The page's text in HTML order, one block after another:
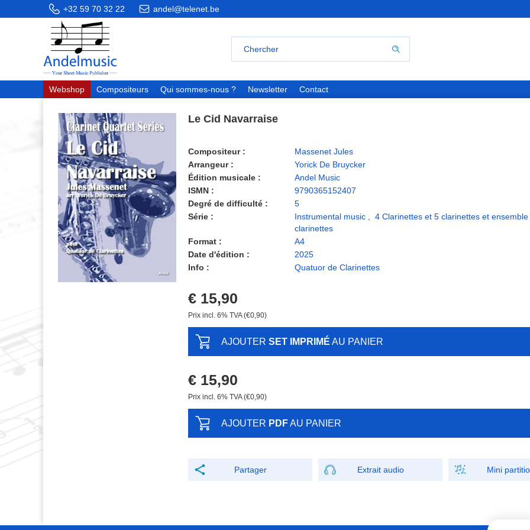
+32 59 70 32 22 andel@telenet.be
Webshop Compositeurs Qui sommes-nous ? Newsletter Contact
Le Cid Navarraise
Compositeur :
Massenet Jules
Arrangeur :
Yorick De Bruycker
Édition musicale :
Andel Music
ISMN :
9790365152407
Degré de difficulté :
5
Série :
Instrumental music
4 Clarinettes et 5 clarinettes et ensemble
clarinettes
Format :
A4
Date d'édition :
2025
Info :
Quatuor de Clarinettes
€ 15,90
Prix ​​incl. 6% TVA (€0,90)
AJOUTER SET IMPRIMÉ AU PANIER
€ 15,90
Prix ​​incl. 6% TVA (€0,90)
AJOUTER PDFAU PANIER
Partager Extrait audio Mini